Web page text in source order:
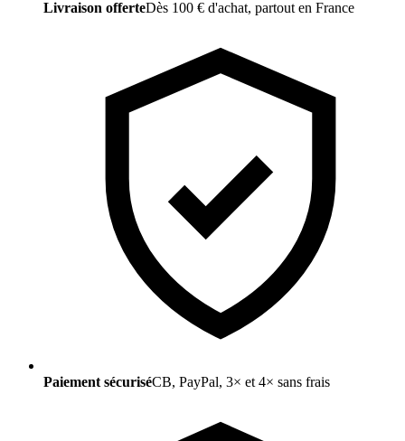
Livraison offerteDès 100 € d'achat, partout en France
Paiement sécuriséCB, PayPal, 3× et 4× sans frais